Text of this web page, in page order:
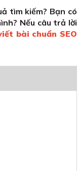
tìm kiếm? Bạn có
Nếu câu trả lời
bài chuẩn SEO